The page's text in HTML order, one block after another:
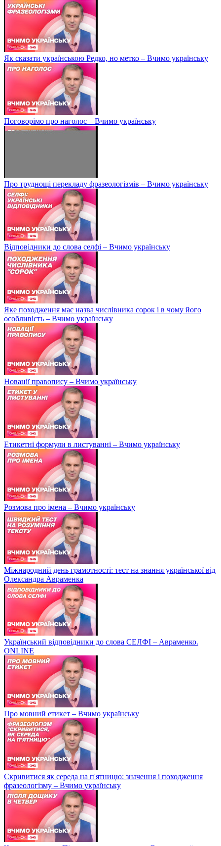
Як сказати українською Редко, но метко – Вчимо українську
Поговорімо про наголос – Вчимо українську
Про труднощі перекладу фразеологізмів – Вчимо українську
Відповідники до слова селфі – Вчимо українську
Яке походження має назва числівника сорок і в чому його
особливість – Вчимо українську
Новації правопису – Вчимо українську
Етикетні формули в листуванні – Вчимо українську
Розмова про імена – Вчимо українську
Міжнародний день грамотності: тест на знання української від
Олександра Авраменка
Український відповідники до слова СЕЛФІ – Авраменко.
ONLINE
Про мовний етикет – Вчимо українську
Скривитися як середа на п'ятницю: значення і походження
фразеологізму – Вчимо українську